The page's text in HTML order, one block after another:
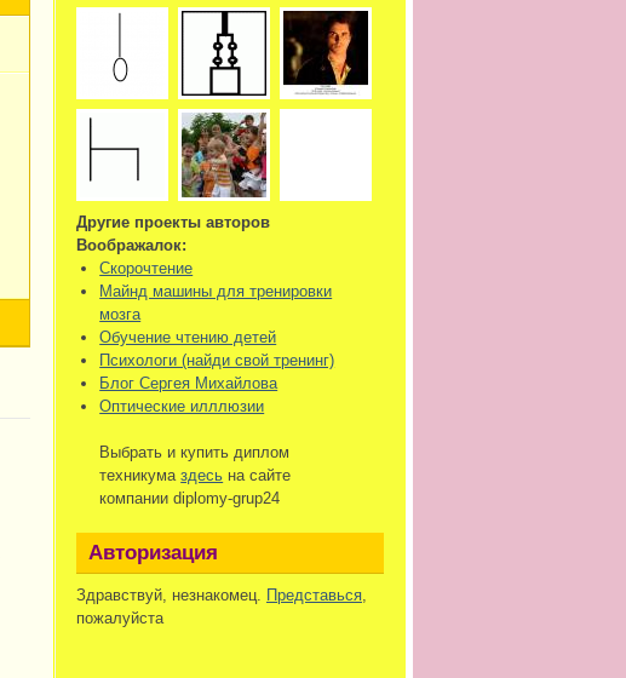
Другие проекты авторов
Воображалок:
Скорочтение
Майнд машины для тренировки
мозга
Обучение чтению детей
Психологи (найди свой тренинг)
Блог Сергея Михайлова
Оптические илллюзии
Выбрать и купить диплом
техникумаздесь на сайте
компании diplomy-grup24
Авторизация
Здравствуй, незнакомец. Представься,
пожалуйста